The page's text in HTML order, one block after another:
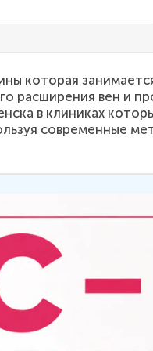
которая
расширения вен и
в клиниках
современные